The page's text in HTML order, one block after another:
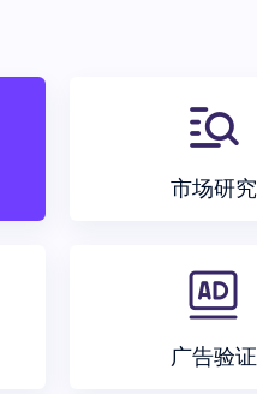
市场研究
广告验证